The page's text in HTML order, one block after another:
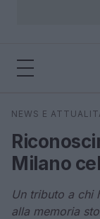
Cerca
NEWS E
Milano
Un tributo a chi
alla memoria